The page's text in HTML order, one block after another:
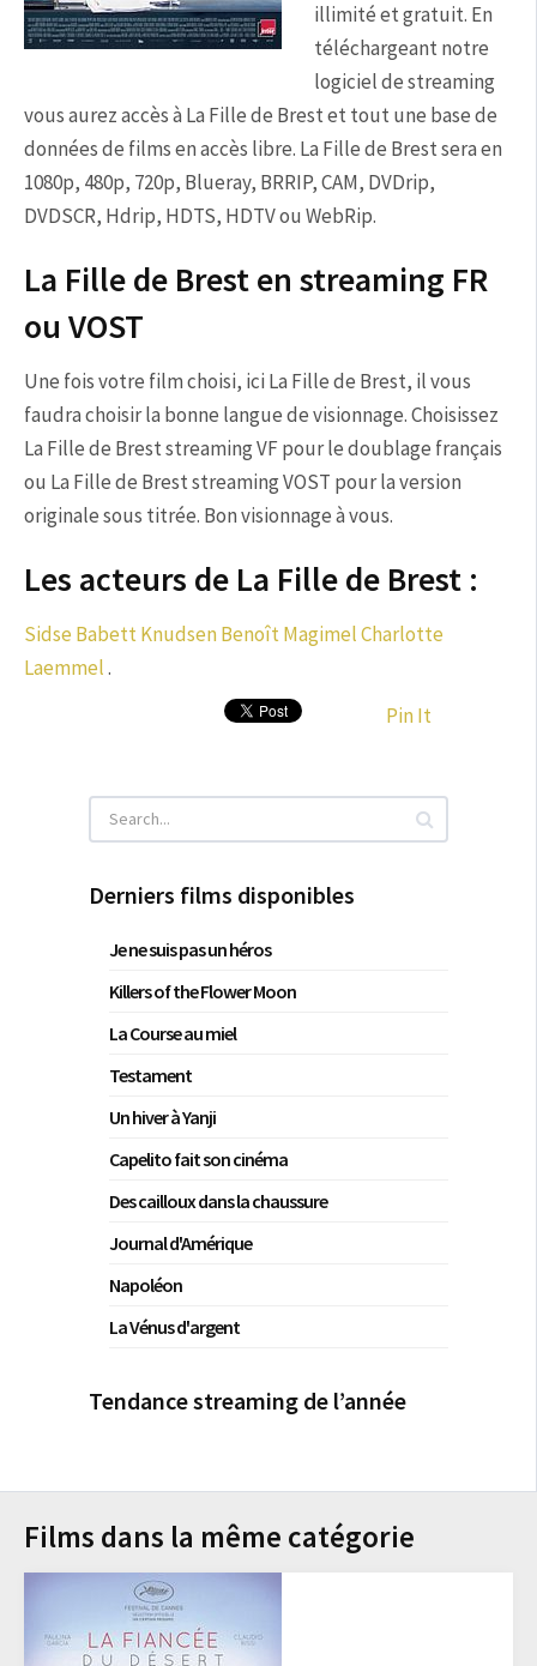
illimité et gratuit. En
téléchargeant notre
logiciel de streaming
vous aurez accès à La Fille de Brest et tout une base de
données de films en accès libre. La Fille de Brest sera en
1080p, 480p, 720p, Blueray, BRRIP, CAM, DVDrip,
DVDSCR, Hdrip, HDTS, HDTV ou WebRip.
La Fille de Brest en streaming FR
ou VOST
Une fois votre film choisi, ici La Fille de Brest, il vous
faudra choisir la bonne langue de visionnage. Choisissez
La Fille de Brest streaming VF pour le doublage français
ou La Fille de Brest streaming VOST pour la version
originale sous titrée. Bon visionnage à vous.
Les acteurs de La Fille de Brest :
Sidse Babett KnudsenBenoît MagimelCharlotte
Laemmel.
Pin It
Derniers films disponibles
Je ne suis pas un héros
Killers of the Flower Moon
La Course au miel
Testament
Un hiver à Yanji
Capelito fait son cinéma
Des cailloux dans la chaussure
Journal d'Amérique
Napoléon
La Vénus d'argent
Tendance streaming de l’année
Films dans la même catégorie